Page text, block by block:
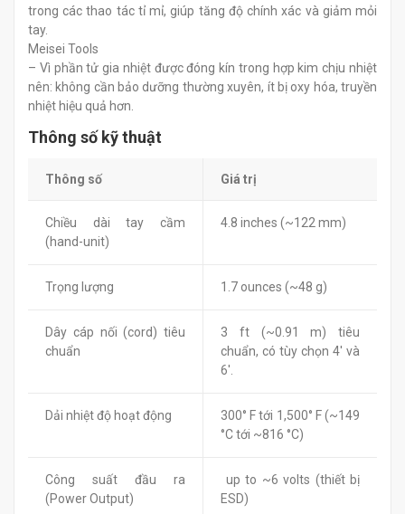
trong các thao tác tỉ mỉ, giúp tăng độ chính xác và giảm mỏi
tay.
Meisei Tools
– Vì phần tử gia nhiệt được đóng kín trong hợp kim chịu nhiệt
nên: không cần bảo dưỡng thường xuyên, ít bị oxy hóa, truyền
nhiệt hiệu quả hơn.
Thông số kỹ thuật
Thông số Giá trị
Chiều dài tay cầm
(hand-unit)
4.8 inches (~122 mm)
Trọng lượng 1.7 ounces (~48 g)
Dây cáp nối (cord) tiêu
chuẩn
3 ft (~0.91 m) tiêu
chuẩn, có tùy chọn 4′ và
6′.
Dải nhiệt độ hoạt động
300° F tới 1,500° F (~149
°C tới ~816 °C)
Công suất đầu ra
(Power Output)
up to ~6 volts (thiết bị
ESD)